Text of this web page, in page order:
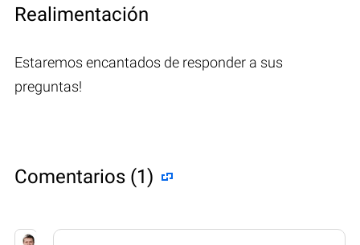
Realimentación
Estaremos encantados de responder a sus
preguntas!
Comentarios (1)